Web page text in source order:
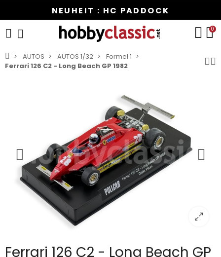
NEUHEIT : HC PADDOCK
0
AUTOS AUTOS 1/32
Formel 1
Ferrari 126 C2 - Long Beach GP 1982
Ferrari 126 C2 - Long Beach GP